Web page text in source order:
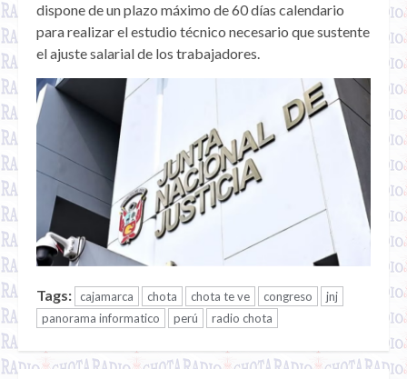
dispone de un plazo máximo de 60 días calendario
para realizar el estudio técnico necesario que sustente
el ajuste salarial de los trabajadores.
Tags: cajamarca chota chota te ve congreso
jnj
panorama informatico
perú radio chota